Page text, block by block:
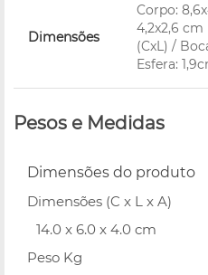
Dimensões
Corpo:
4,2x2,6 cm
(CxL) /
Esfera:
Pesos e Medidas
Dimensões do produto
Dimensões (C x L x A)
14.0 x 6.0 x 4.0 cm
Peso Kg